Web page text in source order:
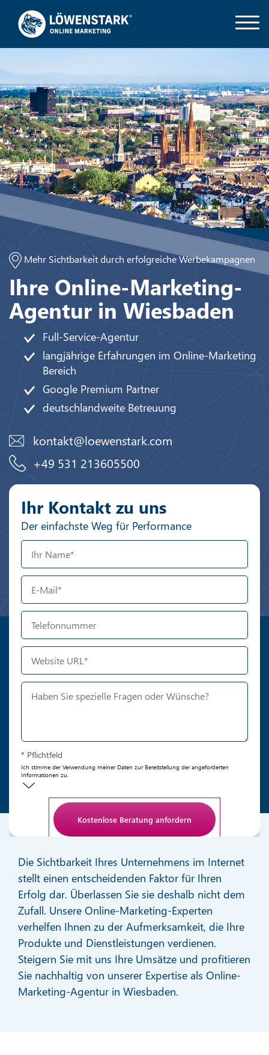
Mehr Sichtbarkeit durch erfolgreiche Werbekampagnen
Ihre Online-Marketing-
Agentur in Wiesbaden
Full-Service-Agentur
langjährige Erfahrungen im Online-Marketing
Bereich
Google Premium Partner
deutschlandweite Betreuung
kontakt@loewenstark.com
+49 531 213605500
Ihr Kontakt zu uns
Der einfachste Weg für Performance
* Pflichtfeld
Ich stimme der Verwendung meiner Daten zur Bereitstellung der angeforderten
Informationen zu.
Hier klicken
Friendly
Die Sichtbarkeit Ihres Unternehmens im Internet
stellt einen entscheidenden Faktor für Ihren
Erfolg dar. Überlassen Sie sie deshalb nicht dem
Zufall. Unsere Online-Marketing-Experten
verhelfen Ihnen zu der Aufmerksamkeit, die Ihre
Produkte und Dienstleistungen verdienen.
Steigern Sie mit uns Ihre Umsätze und profitieren
Sie nachhaltig von unserer Expertise als Online-
Marketing-Agentur in Wiesbaden.